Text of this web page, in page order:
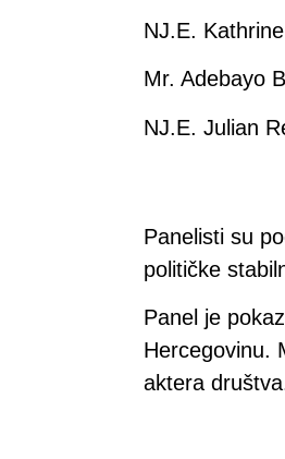
NJ.E.
Mr. Adebayo
NJ.E. Julian
Panelisti su
političke
Panel je
Hercegovinu.
aktera